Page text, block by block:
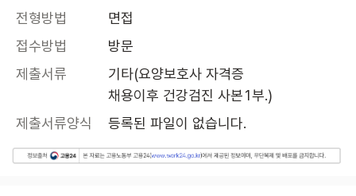
전형방법
면접
접수방법
방문
제출서류
기타(요양보호사 자격증
채용이후 건강검진 사본1부.)
제출서류양식
등록된 파일이 없습니다.